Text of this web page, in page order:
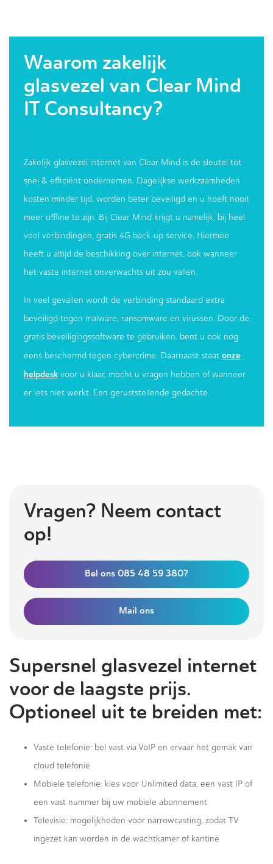
Waarom zakelijk
glasvezel van Clear Mind
IT Consultancy?
Zakelijk glasvezel internet van Clear Mind is de sleutel tot
snel & efficiënt ondernemen. Dagelijkse werkzaamheden
kosten minder tijd, worden beter beveiligd en u hoeft nooit
meer offline te zijn. Bij Clear Mind krijgt u namelijk, bij heel
veel verbindingen, gratis 4G back-up service. Hiermee
heeft u altijd de beschikking over internet, ook wanneer
het vaste internet onverwachts uit zou vallen.
In veel gevallen wordt de verbinding standaard extra
beveiligd tegen malware, ransomware en virussen. Door de
gratis beveiligingssoftware te gebruiken, bent u ook nog
eens beschermd tegen cybercrime. Daarnaast staat onze
helpdesk voor u klaar, mocht u vragen hebben of wanneer
er iets niet werkt. Een geruststellende gedachte.
Vragen? Neem contact
op!
Bel ons 085 48 59 380?
Mail ons
Supersnel glasvezel internet
voor de laagste prijs.
Optioneel uit te breiden met:
Vaste telefonie: bel vast via VoIP en ervaar het gemak van
cloud telefonie
Mobiele telefonie: kies voor Unlimited data, een vast IP of
een vast nummer bij uw mobiele abonnement
Televisie: mogelijkheden voor narrowcasting, zodat TV
ingezet kan worden in de wachtkamer of kantine